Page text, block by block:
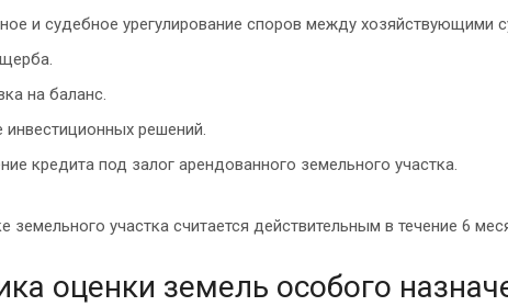
и судебное урегулирование споров между хозяйствующими
на баланс.
инвестиционных решений.
кредита под залог арендованного земельного участка.
земельного участка считается действительным в течение 6
оценки земель особого